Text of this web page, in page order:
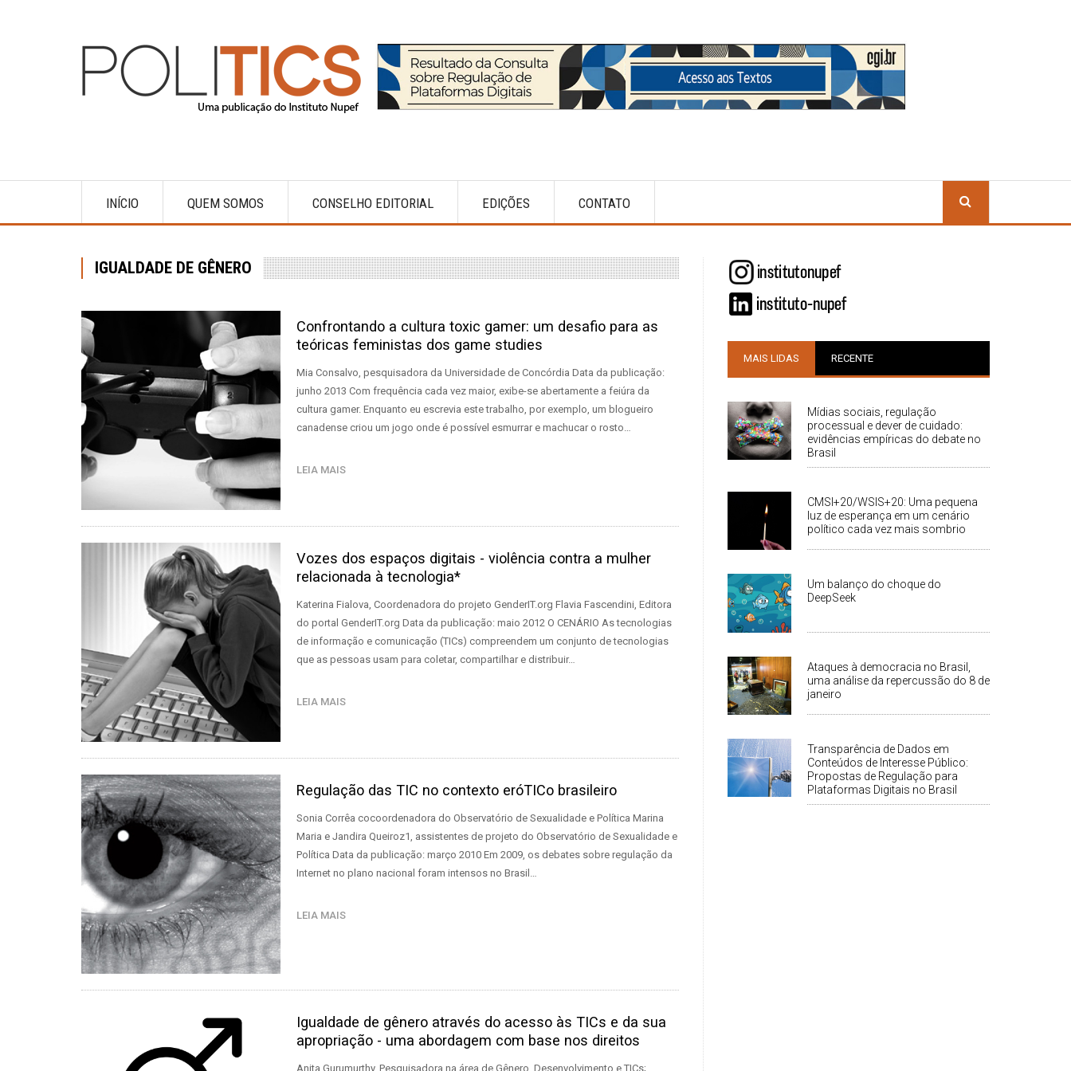
Main
navigation
INÍCIO QUEM SOMOS CONSELHO EDITORIAL EDIÇÕES CONTATO
IGUALDADE DE GÊNERO
Confrontando a cultura toxic gamer: um desafio para as
teóricas feministas dos game studies
Mia Consalvo, pesquisadora da Universidade de Concórdia Data da publicação:
junho 2013 Com frequência cada vez maior, exibe-se abertamente a feiúra da
cultura gamer. Enquanto eu escrevia este trabalho, por exemplo, um blogueiro
canadense criou um jogo onde é possível esmurrar e machucar o rosto…
LEIA MAIS
Vozes dos espaços digitais - violência contra a mulher
relacionada à tecnologia*
Katerina Fialova, Coordenadora do projeto GenderIT.org Flavia Fascendini, Editora
do portal GenderIT.org Data da publicação: maio 2012 O CENÁRIO As tecnologias
de informação e comunicação (TICs) compreendem um conjunto de tecnologias
que as pessoas usam para coletar, compartilhar e distribuir…
LEIA MAIS
Regulação das TIC no contexto eróTICo brasileiro
Sonia Corrêa cocoordenadora do Observatório de Sexualidade e Política Marina
Maria e Jandira Queiroz1, assistentes de projeto do Observatório de Sexualidade e
Política Data da publicação: março 2010 Em 2009, os debates sobre regulação da
Internet no plano nacional foram intensos no Brasil…
LEIA MAIS
Igualdade de gênero através do acesso às TICs e da sua
apropriação - uma abordagem com base nos direitos
Anita Gurumurthy, Pesquisadora na área de Gênero, Desenvolvimento e TICs;
MAIS LIDAS RECENTE
Mídias sociais, regulação
processual e dever de cuidado:
evidências empíricas do debate no
Brasil
CMSI+20/WSIS+20: Uma pequena
luz de esperança em um cenário
político cada vez mais sombrio
Um balanço do choque do
DeepSeek
Ataques à democracia no Brasil,
uma análise da repercussão do 8 de
janeiro
Transparência de Dados em
Conteúdos de Interesse Público:
Propostas de Regulação para
Plataformas Digitais no Brasil